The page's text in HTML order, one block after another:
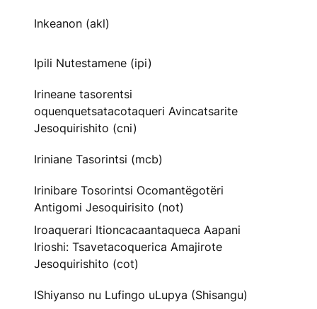
Inkeanon (akl)
Ipili Nutestamene (ipi)
Irineane tasorentsi
oquenquetsatacotaqueri Avincatsarite
Jesoquirishito (cni)
Iriniane Tasorintsi (mcb)
Irinibare Tosorintsi Ocomantëgotëri
Antigomi Jesoquirisito (not)
Iroaquerari Itioncacaantaqueca Aapani
Irioshi: Tsavetacoquerica Amajirote
Jesoquirishito (cot)
IShiyanso nu Lufingo uLupya (Shisangu)